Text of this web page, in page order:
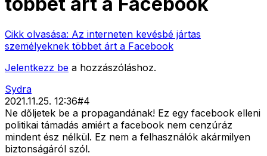
Cikk olvasása: Az interneten kevésbé jártas
személyeknek többet árt a Facebook
Jelentkezz be a hozzászóláshoz.
Sydra
2021.11.25. 12:36#4
Ne dőljetek be a propagandának! Ez egy facebook elleni
politikai támadás amiért a facebook nem cenzúráz
mindent ész nélkül. Ez nem a felhasználók akármilyen
biztonságáról szól.